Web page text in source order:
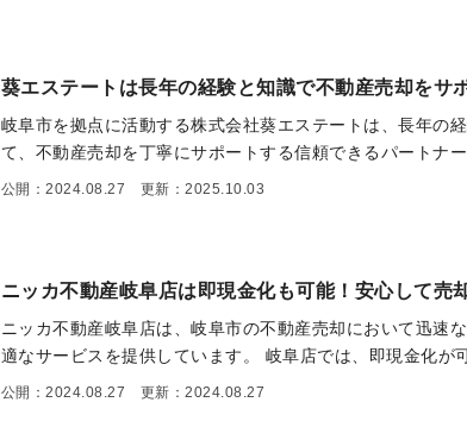
葵エステートは長年の経験と知識で不動産売却をサ
岐阜市を拠点に活動する株式会社葵エステートは、長年の
て、不動産売却を丁寧にサポートする信頼できるパートナ
公開：2024.08.27 更新：2025.10.03
ニッカ不動産岐阜店は即現金化も可能！安心して売
ニッカ不動産岐阜店は、岐阜市の不動産売却において迅速
適なサービスを提供しています。 岐阜店では、即現金化が
公開：2024.08.27 更新：2024.08.27